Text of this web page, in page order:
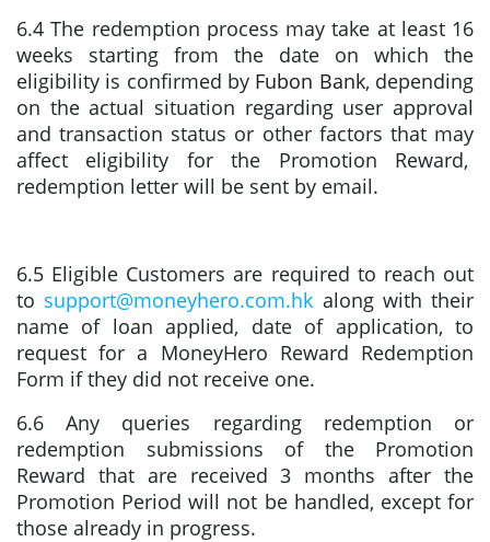
6.4 The redemption process may take at least 16
weeks starting from the date on which the
eligibility is confirmed by Fubon Bank, depending
on the actual situation regarding user approval
and transaction status or other factors that may
affect eligibility for the Promotion Reward,
redemption letter will be sent by email.
6.5 Eligible Customers are required to reach out
to support@moneyhero.com.hk along with their
name of loan applied, date of application, to
request for a MoneyHero Reward Redemption
Form if they did not receive one.
6.6 Any queries regarding redemption or
redemption submissions of the Promotion
Reward that are received 3 months after the
Promotion Period will not be handled, except for
those already in progress.